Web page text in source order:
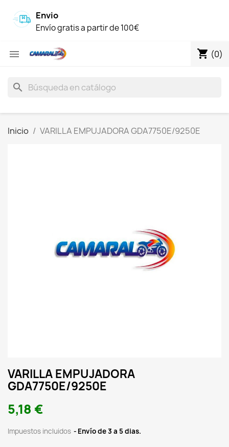
Envio
Envío gratis a partir de 100€
 shopping_cart (0)
search
Inicio VARILLA EMPUJADORA GDA7750E/9250E
VARILLA EMPUJADORA
GDA7750E/9250E
5,18 €
Impuestos incluidos Envío de 3 a 5 dias.